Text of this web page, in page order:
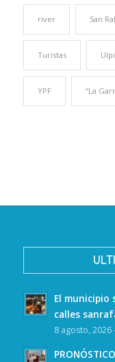
river San
Turistas
YPF “La
El municipio
calles
8 agosto, 2026